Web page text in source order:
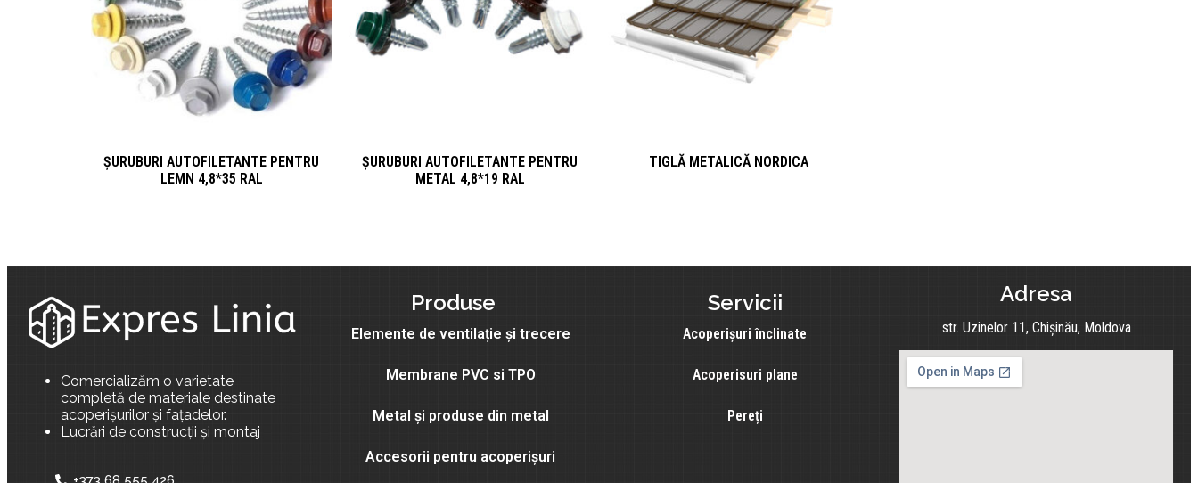
ȘURUBURI AUTOFILETANTE PENTRU
LEMN 4,8*35 RAL
ȘURUBURI AUTOFILETANTE PENTRU
METAL 4,8*19 RAL
TIGLĂ METALICĂ NORDICA
Comercializăm o varietate
completă de materiale destinate
acoperișurilor și fațadelor.
Lucrări de construcții și montaj
Produse
Elemente de ventilație și trecere
Membrane PVC si TPO
Metal și produse din metal
Accesorii pentru acoperișuri
Servicii
Acoperișuri înclinate
Acoperisuri plane
Pereți
Adresa
str. Uzinelor 11, Chișinău, Moldova